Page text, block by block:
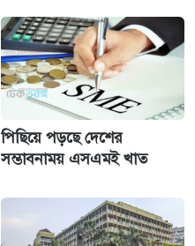
পিছিয়ে পড়ছে দেশের
সম্ভাবনাময় এসএমই খাত